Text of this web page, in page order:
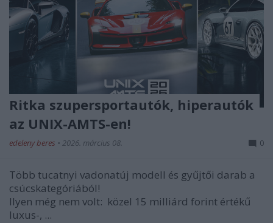
Ritka szupersportautók, hiperautók
az UNIX-AMTS-en!
edeleny beres • 2026. március 08. 0
Több tucatnyi vadonatúj modell és gyűjtői darab a
csúcskategóriából!
Ilyen még nem volt: közel 15 milliárd forint értékű
luxus-, ...